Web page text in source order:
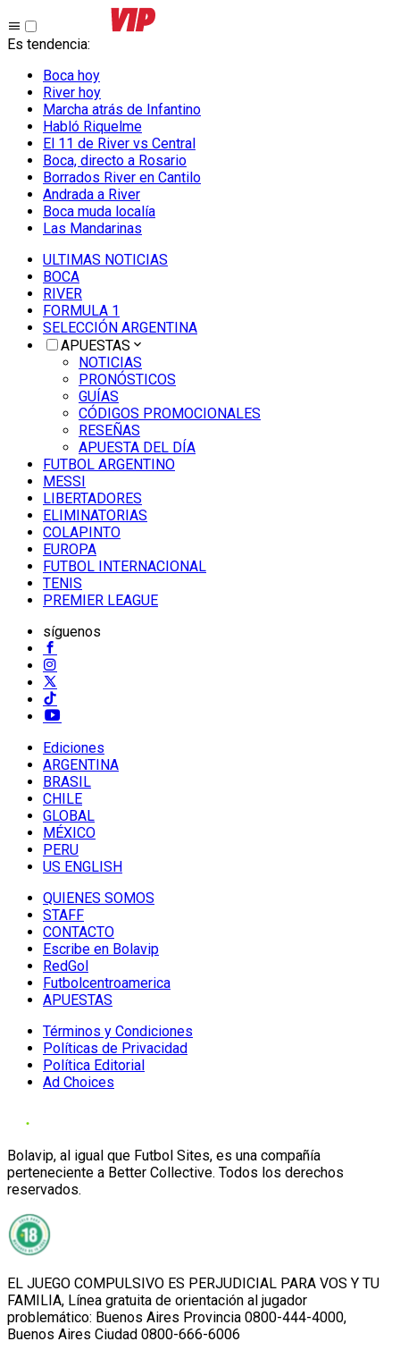
Es tendencia:
Boca hoy
River hoy
Marcha atrás de Infantino
Habló Riquelme
El 11 de River vs Central
Boca, directo a Rosario
Borrados River en Cantilo
Andrada a River
Boca muda localía
Las Mandarinas
ULTIMAS NOTICIAS
BOCA
RIVER
FORMULA 1
SELECCIÓN ARGENTINA
APUESTAS
NOTICIAS
PRONÓSTICOS
GUÍAS
CÓDIGOS PROMOCIONALES
RESEÑAS
APUESTA DEL DÍA
FUTBOL ARGENTINO
MESSI
LIBERTADORES
ELIMINATORIAS
COLAPINTO
EUROPA
FUTBOL INTERNACIONAL
TENIS
PREMIER LEAGUE
síguenos
Ediciones
ARGENTINA
BRASIL
CHILE
GLOBAL
MÉXICO
PERU
US ENGLISH
QUIENES SOMOS
STAFF
CONTACTO
Escribe en Bolavip
RedGol
Futbolcentroamerica
APUESTAS
Términos y Condiciones
Políticas de Privacidad
Política Editorial
Ad Choices
Bolavip, al igual que Futbol Sites, es una compañía
perteneciente a Better Collective. Todos los derechos
reservados.
EL JUEGO COMPULSIVO ES PERJUDICIAL PARA VOS Y TU
FAMILIA, Línea gratuita de orientación al jugador
problemático: Buenos Aires Provincia 0800-444-4000,
Buenos Aires Ciudad 0800-666-6006